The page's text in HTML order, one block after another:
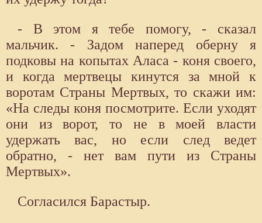
- В этом я тебе помогу, - сказал
мальчик. - Задом наперед оберну я
подковы на копытах Аласа - коня своего,
и когда мертвецы кинутся за мной к
воротам Страны Мертвых, то скажи им:
«На следы коня посмотрите. Если уходят
они из ворот, то не в моей власти
удержать вас, но если след ведет
обратно, - нет вам пути из Страны
Мертвых».
Согласился Барастыр.